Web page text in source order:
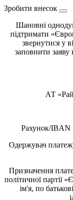
Зробити внесок
Шановні
підтримати
звернутися у
заповнити
АТ
Рахунок/IBAN
Одержувач
Призначення
політичної партії
ім'я, по